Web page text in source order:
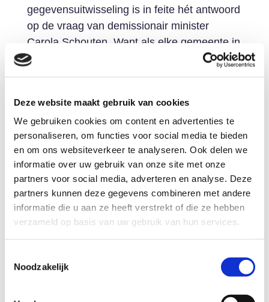
Deze website maakt gebruik van cookies
We gebruiken cookies om content en advertenties te
personaliseren, om functies voor social media te bieden
en om ons websiteverkeer te analyseren. Ook delen we
informatie over uw gebruik van onze site met onze
partners voor social media, adverteren en analyse. Deze
partners kunnen deze gegevens combineren met andere
informatie die u aan ze heeft verstrekt of die ze hebben
verzameld op basis van uw gebruik van hun services.
Noodzakelijk
gegevensuitwisseling is in feite hét antwoord
op de vraag van demissionair minister
Carola Schouten. Want als elke gemeente in
Nederland op dezelfde manier werkt worden
de verschillen tussen die gemeenten
partijen deelnemen aan het
Schuldenknooppunt hoe sneller kan worden
voldaan aan de‘Basisdienstverlening in
financiële hulpverlening’. En nog veel
belangrijker: we zorgen we er met elkaar
voor dat klanten met problematische
schulden hun leven weer op de rit te krijgen
en dat schuldeisers met openstaande
rekeningen niet in de problemen komen. Om
niet alleen van belang dat zoveel mogelijk